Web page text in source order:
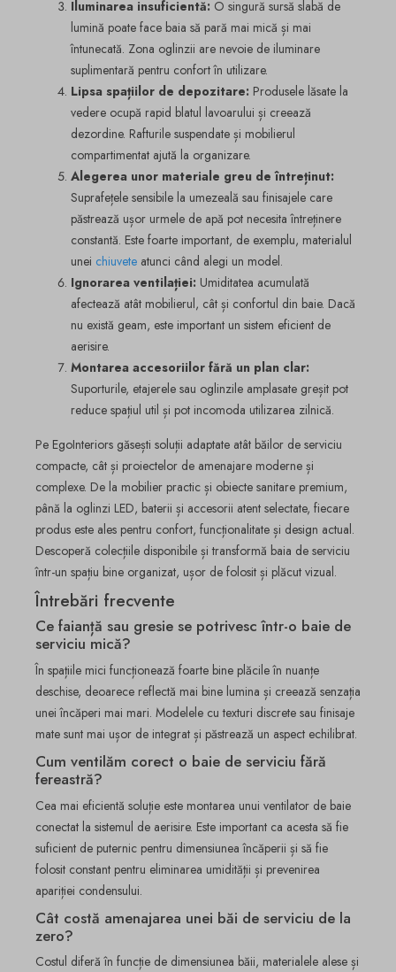
Iluminarea insuficientă: O singură sursă slabă de
lumină poate face baia să pară mai mică și mai
întunecată. Zona oglinzii are nevoie de iluminare
suplimentară pentru confort în utilizare.
Lipsa spațiilor de depozitare: Produsele lăsate la
vedere ocupă rapid blatul lavoarului și creează
dezordine. Rafturile suspendate și mobilierul
compartimentat ajută la organizare.
Alegerea unor materiale greu de întreținut:
Suprafețele sensibile la umezeală sau finisajele care
păstrează ușor urmele de apă pot necesita întreținere
constantă. Este foarte important, de exemplu, materialul
unei chiuvete atunci când alegi un model.
Ignorarea ventilației: Umiditatea acumulată
afectează atât mobilierul, cât și confortul din baie. Dacă
nu există geam, este important un sistem eficient de
aerisire.
Montarea accesoriilor fără un plan clar:
Suporturile, etajerele sau oglinzile amplasate greșit pot
reduce spațiul util și pot incomoda utilizarea zilnică.
Pe EgoInteriors găsești soluții adaptate atât băilor de serviciu
compacte, cât și proiectelor de amenajare moderne și
complexe. De la mobilier practic și obiecte sanitare premium,
până la oglinzi LED, baterii și accesorii atent selectate, fiecare
produs este ales pentru confort, funcționalitate și design actual.
Descoperă colecțiile disponibile și transformă baia de serviciu
într-un spațiu bine organizat, ușor de folosit și plăcut vizual.
Întrebări frecvente
Ce faianță sau gresie se potrivesc într-o baie de
serviciu mică?
În spațiile mici funcționează foarte bine plăcile în nuanțe
deschise, deoarece reflectă mai bine lumina și creează senzația
unei încăperi mai mari. Modelele cu texturi discrete sau finisaje
mate sunt mai ușor de integrat și păstrează un aspect echilibrat.
Cum ventilăm corect o baie de serviciu fără
fereastră?
Cea mai eficientă soluție este montarea unui ventilator de baie
conectat la sistemul de aerisire. Este important ca acesta să fie
suficient de puternic pentru dimensiunea încăperii și să fie
folosit constant pentru eliminarea umidității și prevenirea
apariției condensului.
Cât costă amenajarea unei băi de serviciu de la
zero?
Costul diferă în funcție de dimensiunea băii, materialele alese și